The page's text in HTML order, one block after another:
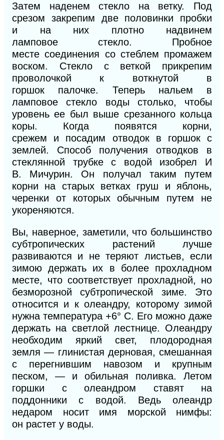
Затем наденемстекло на ветку. Под
срезом
закрепим две половинки пробки
и на них плотно надвинем
ламповое стекло. Пробное
местесоединения со стеблем промажем
воском. Стекло с веткой прикрепим
проволочкой к воткнутой в
горшок палочке. Теперь нальем в
ламповое стекло воды столько, чтобы
уровеньее был выше срезанного кольца
коры. Когда появятся корни,
срежем и посадим отводок в горшок с
землей. Способ получения отводков в
стеклянной трубке с водой изобрел И
В. Мичурин. Он получал таким путем
корни на старых ветках груш и яблонь,
черенки от которых обычным путем не
укореняются.
Вы, наверное, заметили, что большинство
субтропических растений лучше
развиваются и не теряют листьев, если
зимою держать их в более прохладном
месте, что соответствует прохладной, но
безморозной субтропической зиме. Это
относится и к олеандру, которому зимой
нужна температура +6° С. Его можно даже
держать на светлой лестнице. Олеандру
необходим яркий свет, плодородная
земля — глинистая дерновая, смешанная
с перегнившим навозом и крупным
песком, — и обильная поливка. Летом
горшки с олеандром ставят на
поддонники с водой. Ведь олеандр
недаром носит имя морской нимфы:
он растет у воды.